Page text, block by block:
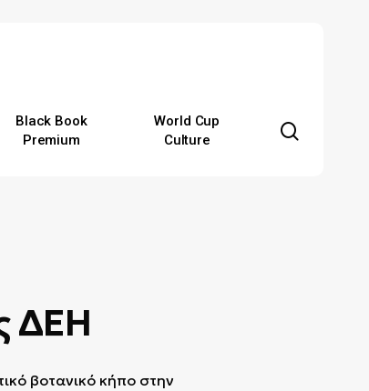
Black Book
Premium
World Cup
Culture
ΔΕΗ
βοτανικό κήπο στην